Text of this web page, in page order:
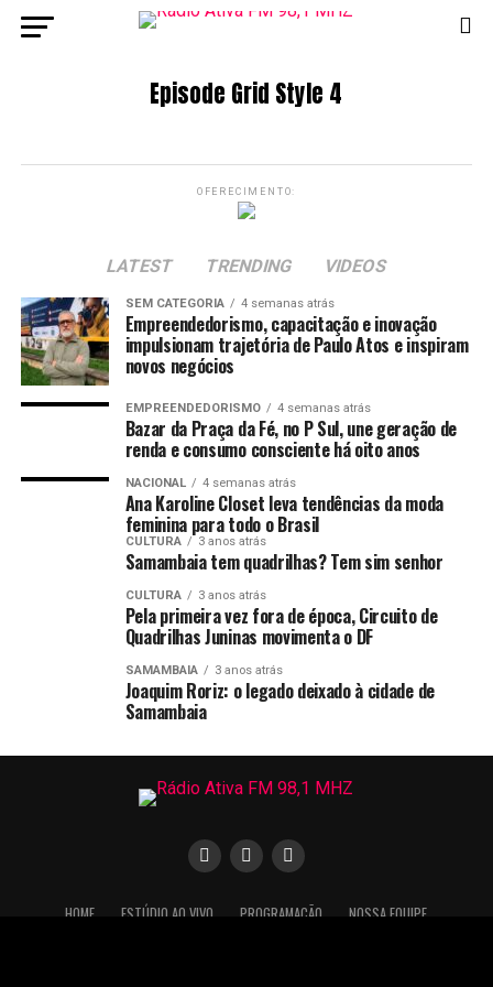
Episode Grid Style 4
OFERECIMENTO:
LATEST TRENDING VIDEOS
SEM CATEGORIA 4 semanas atrás
Empreendedorismo, capacitação e inovação
impulsionam trajetória de Paulo Atos e inspiram
novos negócios
EMPREENDEDORISMO 4 semanas atrás
Bazar da Praça da Fé, no P Sul, une geração de
renda e consumo consciente há oito anos
NACIONAL 4 semanas atrás
Ana Karoline Closet leva tendências da moda
feminina para todo o Brasil
CULTURA 3 anos atrás
Samambaia tem quadrilhas? Tem sim senhor
CULTURA 3 anos atrás
Pela primeira vez fora de época, Circuito de
Quadrilhas Juninas movimenta o DF
SAMAMBAIA 3 anos atrás
Joaquim Roriz: o legado deixado à cidade de
Samambaia
HOME ESTÚDIO AO VIVO PROGRAMAÇÃO NOSSA EQUIPE